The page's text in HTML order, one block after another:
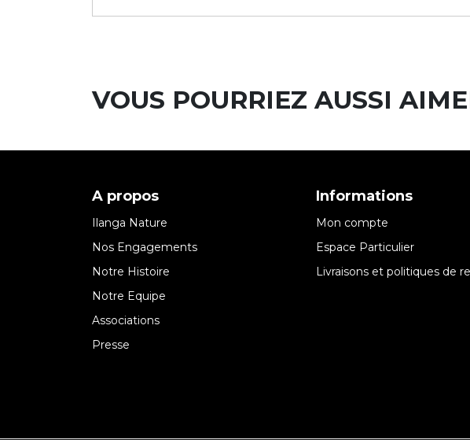
VOUS POURRIEZ AUSSI
A propos
Ilanga Nature
Nos Engagements
Notre Histoire
Notre Equipe
Associations
Presse
Informations
Mon compte
Espace Particulier
Livraisons et politiques de